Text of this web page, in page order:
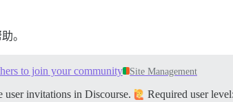
。
to join your community Site Management
user invitations in Discourse.
Required user